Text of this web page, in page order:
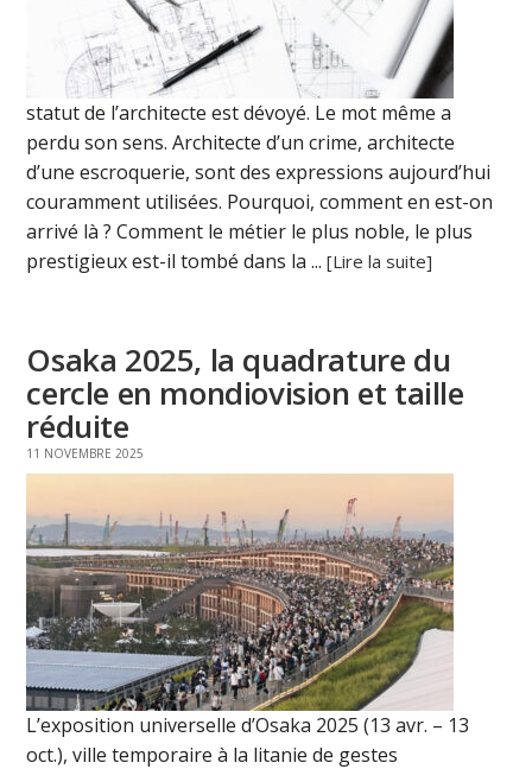
statut de l’architecte est dévoyé. Le mot même a
perdu son sens. Architecte d’un crime, architecte
d’une escroquerie, sont des expressions aujourd’hui
couramment utilisées. Pourquoi, comment en est-on
arrivé là ? Comment le métier le plus noble, le plus
prestigieux est-il tombé dans la ...[Lire la suite]
Osaka 2025, la quadrature du
cercle en mondiovision et taille
réduite
11 NOVEMBRE 2025
L’exposition universelle d’Osaka 2025 (13 avr. – 13
oct.), ville temporaire à la litanie de gestes